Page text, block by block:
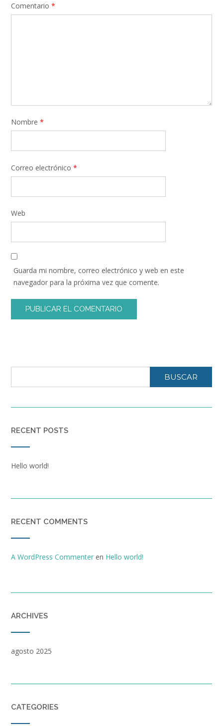
Comentario *
Nombre *
Correo electrónico *
Web
Guarda mi nombre, correo electrónico y web en este
navegador para la próxima vez que comente.
BUSCAR
RECENT POSTS
Hello world!
RECENT COMMENTS
A WordPress Commenter en Hello world!
ARCHIVES
agosto 2025
CATEGORIES